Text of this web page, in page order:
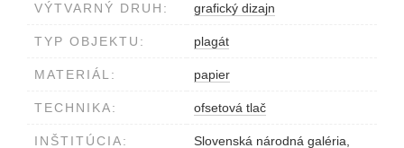
VÝTVARNÝ DRUH: grafický dizajn
TYP OBJEKTU: plagát
MATERIÁL: papier
TECHNIKA: ofsetová tlač
INŠTITÚCIA:
Slovenská národná galéria,